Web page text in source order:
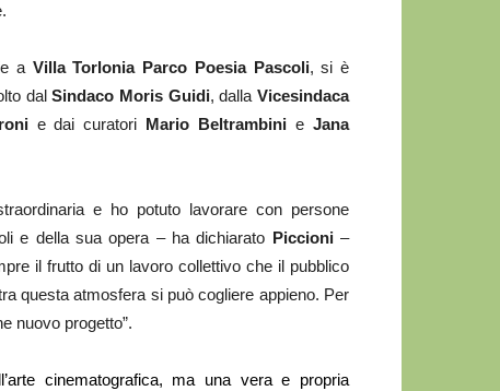
a Villa Torlonia Parco Poesia Pascoli, si è
dalSindaco Moris Guidi, dallaVicesindaca
e dai curatori Mario Beltrambinie Jana
e ho potuto lavorare con persone
e della sua opera – ha dichiarato Piccioni–
il frutto di un lavoro collettivo che il pubblico
questa atmosfera si può cogliere appieno. Per
nuovo progetto”.
cinematografica, ma una vera e propria